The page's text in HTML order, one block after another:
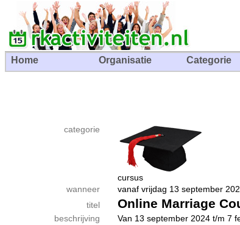
Home Organisatie Categorie
categorie
cursus
wanneer
vanaf vrijdag 13 september
titel
Online Marriage
beschrijving
Van 13 september 2024 t/m 7